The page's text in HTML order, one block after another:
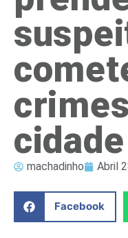
cidade
machadinho Abril
Facebook